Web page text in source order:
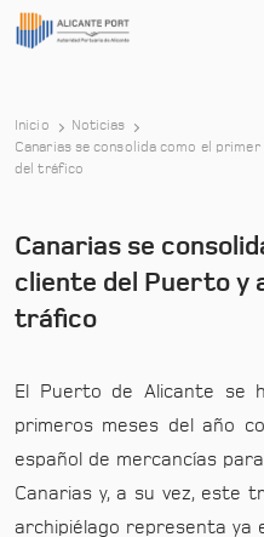
Inicio
Noticias
Canarias se consolida como el
del tráfico
Canarias se
cliente del Puerto y
tráfico
El Puerto de Alicante se
primeros meses del año
español de mercancías
Canarias y, a su vez, este
archipiélago representa ya